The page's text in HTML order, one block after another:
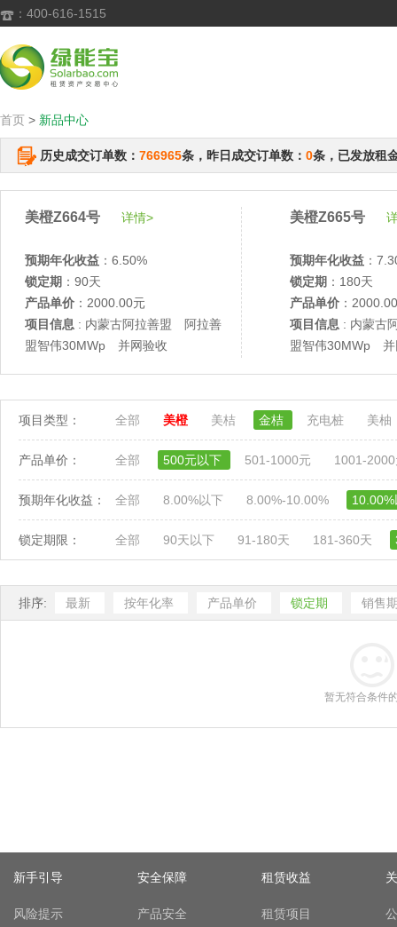
 ：400-616-1515
首页 > 新品中心
历史成交订单数： 766965条，昨日成交订单数： 0条，已发放租
美橙Z664号 详情>
预期年化收益 ：6.50%
锁定期 ：90天
产品单价 ：2000.00元
项目信息 : 内蒙古阿拉善盟 阿拉善
盟智伟30MWp 并网验收
美橙Z665号
预期年化收益 ：
锁定期 ：180天
产品单价 ：
项目信息 : 内蒙古
盟智伟30MWp 并
项目类型： 全部 美橙 美桔 金桔 充电桩 美柚
产品单价： 全部 500元以下 501-1000元 1001-
预期年化收益： 全部 8.00%以下 8.00%-10.00%
锁定期限： 全部 90天以下 91-180天 181-360天
排序: 最新 按年化率 产品单价 锁定期 销售
暂无符合条件
新手引导
风险提示
安全保障
产品安全
租赁收益
租赁项目